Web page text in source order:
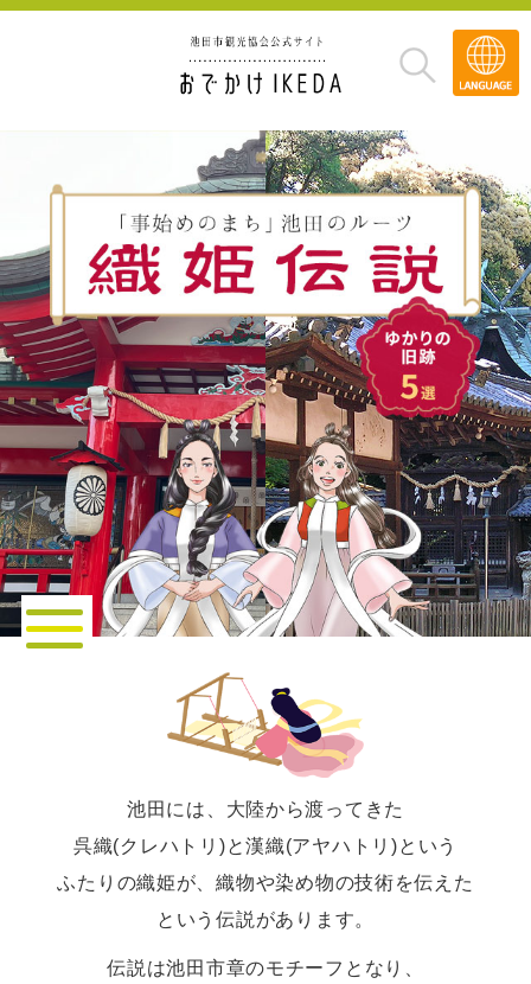
織姫伝説
池田には、大陸から渡ってきた
呉織(クレハトリ)と漢織(アヤハトリ)という
ふたりの織姫が、織物や染め物の技術を伝えた
という伝説があります。
伝説は池田市章のモチーフとなり、
»